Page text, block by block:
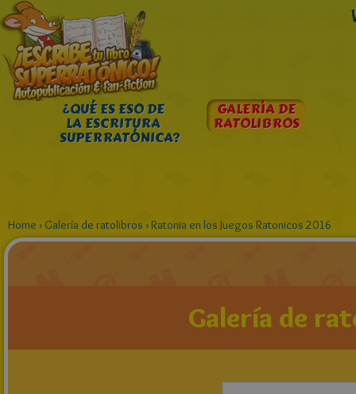
¿QUÉ ES ESO DE
LA ESCRITURA
SUPERRATÓNICA?
GALERÍA DE
RATOLIBROS
Home › Galería de ratolibros ›Ratonia en los Juegos Ratonicos 2016
Galería de